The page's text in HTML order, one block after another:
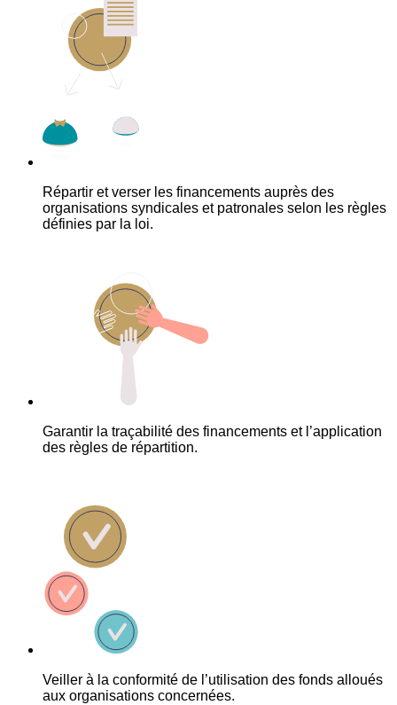
Répartir et verser les financements auprès des
organisations syndicales et patronales selon les règles
définies par la loi.
Garantir la traçabilité des financements et l’application
des règles de répartition.
Veiller à la conformité de l’utilisation des fonds alloués
aux organisations concernées.